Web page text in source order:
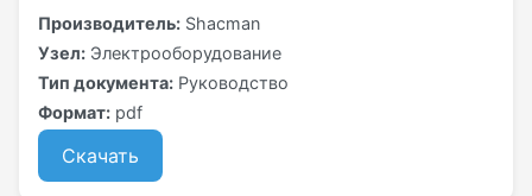
Производитель: Shacman
Узел: Электрооборудование
Тип документа: Руководство
Формат: pdf
Скачать